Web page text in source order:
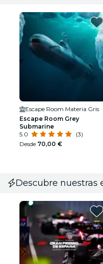
Escape Room Materia Gris
Escape Room Grey
Submarine
5.0
(3)
Desde 70,00 €
Descubre nuestras